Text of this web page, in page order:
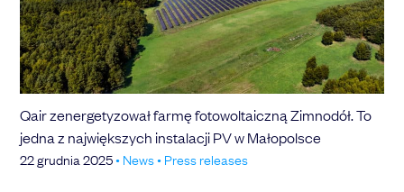
Qair zenergetyzował farmę fotowoltaiczną Zimnodół. To
jedna z największych instalacji PV w Małopolsce
22 grudnia 2025• News• Press releases